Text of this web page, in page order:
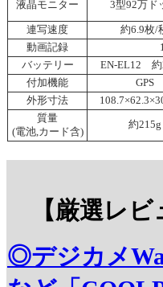
液晶モニター 3型92万ド
連写速度
約6.9枚/
動画記録
バッテリー
EN-EL12 約
付加機能
GPS
外形寸法
質量
(電池,カード含)
約215g
【厳選レビ
◎デジカメ